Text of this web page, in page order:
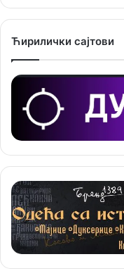
е
Ћирилички сајтови